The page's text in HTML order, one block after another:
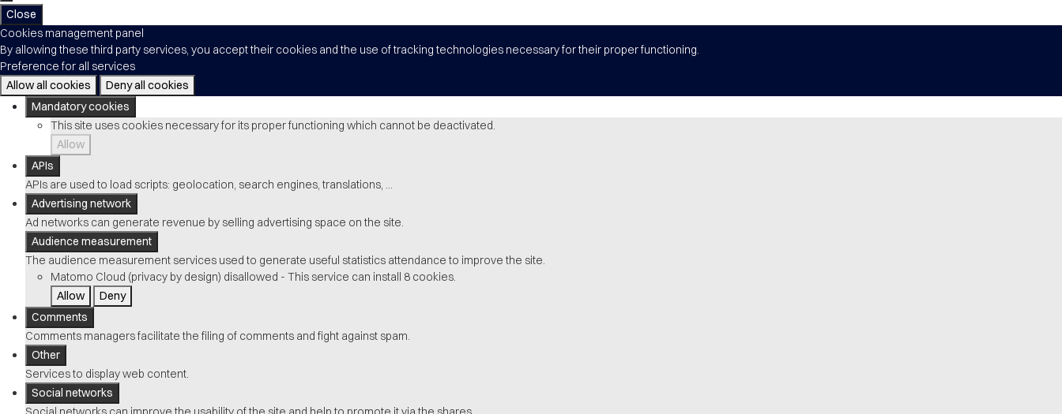
Close
Cookies management panel
By allowing these third party services, you accept their cookies and the use of tracking technologies necessary for their proper functioning.
Preference for all services
Allow all cookies
Deny all cookies
Mandatory cookies
This site uses cookies necessary for its proper functioning which cannot be deactivated.
Allow
APIs
APIs are used to load scripts: geolocation, search engines, translations, ...
Advertising network
Ad networks can generate revenue by selling advertising space on the site.
Audience measurement
The audience measurement services used to generate useful statistics attendance to improve the site.
Matomo Cloud (privacy by design) disallowed - This service can install 8 cookies.
Allow
Deny
Comments
Comments managers facilitate the filing of comments and fight against spam.
Other
Services to display web content.
Social networks